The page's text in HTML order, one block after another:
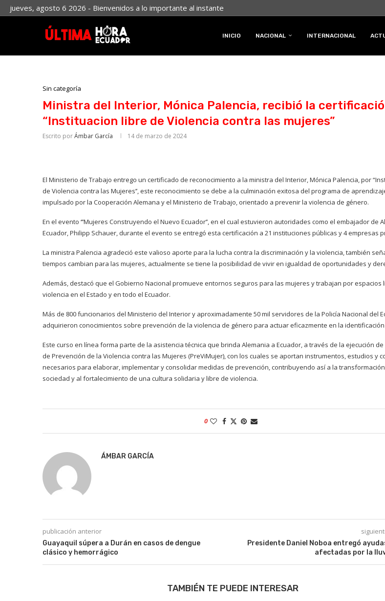
jueves, agosto 6 2026 - Bienvenidos a lo importante al instante
INICIO NACIONAL INTERNACIONAL
Sin categoría
Ministra del Interior, Mónica Palencia, recibió la
“Instituacion libre de Violencia contra las mujeres”
Escrito porÁmbar García 14 de marzo de 2024
El Ministerio de Trabajo entrego un certificado de reconocimiento a la ministra del Interior, Mónica Palencia, por
de Violencia contra las Mujeres’’, este reconocimiento se debe a la culminación exitosa del programa de
impulsado por la Cooperación Alemana y el Ministerio de Trabajo, orientado a prevenir la violencia de género.
En el evento ‘’’Mujeres Construyendo el Nuevo Ecuador’’, en el cual estuvieron autoridades como el embajador de
Ecuador, Philipp Schauer, durante el evento se entregó esta certificación a 21 instituciones públicas y 4 empresas
La ministra Palencia agradeció este valioso aporte para la lucha contra la discriminación y la violencia, también
tiempos cambian para las mujeres, actualmente se tiene la posibilidad de vivir en igualdad de oportunidades y
Además, destacó que el Gobierno Nacional promueve entornos seguros para las mujeres y trabajan por espacios
violencia en el Estado y en todo el Ecuador.
Más de 800 funcionarios del Ministerio del Interior y aproximadamente 50 mil servidores de la Policía Nacional del
adquirieron conocimientos sobre prevención de la violencia de género para actuar eficazmente en la
Este curso en línea forma parte de la asistencia técnica que brinda Alemania a Ecuador, a través de la ejecución
de Prevención de la Violencia contra las Mujeres (PreViMujer), con los cuales se aportan instrumentos, estudios y
necesarios para elaborar, implementar y consolidar medidas de prevención, contribuyendo así a la
sociedad y al fortalecimiento de una cultura solidaria y libre de violencia.
0
ÁMBAR GARCÍA
publicación anterior
Guayaquil súpera a Durán en casos de dengue
clásico y hemorrágico
Presidente Daniel Noboa entregó
afectadas por la
TAMBIÉN TE PUEDE INTERESAR